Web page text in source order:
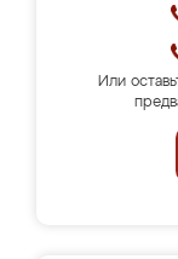
Или